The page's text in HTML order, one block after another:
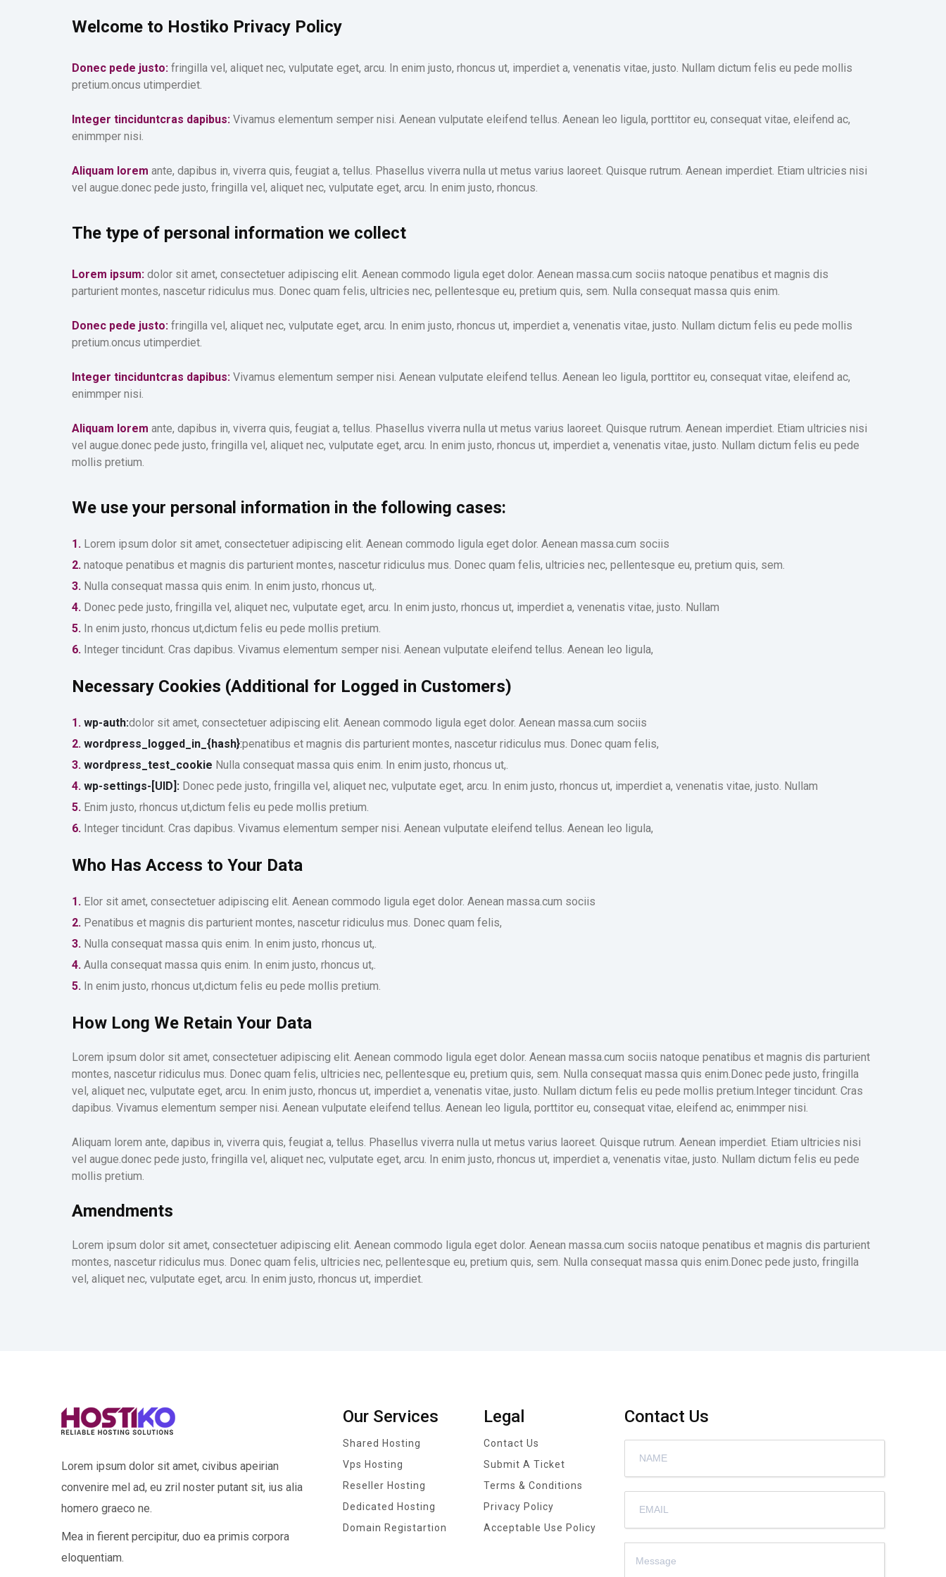
Welcome to Hostiko Privacy Policy
Donec pede justo: fringilla vel, aliquet nec, vulputate eget, arcu. In enim justo, rhoncus ut, imperdiet a, venenatis vitae, justo. Nullam dictum felis eu pede mollis
pretium.oncus utimperdiet.
Integer tinciduntcras dapibus: Vivamus elementum semper nisi. Aenean vulputate eleifend tellus. Aenean leo ligula, porttitor eu, consequat vitae, eleifend ac,
enimmper nisi.
Aliquam lorem ante, dapibus in, viverra quis, feugiat a, tellus. Phasellus viverra nulla ut metus varius laoreet. Quisque rutrum. Aenean imperdiet. Etiam ultricies nisi
vel augue.donec pede justo, fringilla vel, aliquet nec, vulputate eget, arcu. In enim justo, rhoncus.
The type of personal information we collect
Lorem ipsum: dolor sit amet, consectetuer adipiscing elit. Aenean commodo ligula eget dolor. Aenean massa.cum sociis natoque penatibus et magnis dis
parturient montes, nascetur ridiculus mus. Donec quam felis, ultricies nec, pellentesque eu, pretium quis, sem. Nulla consequat massa quis enim.
Donec pede justo: fringilla vel, aliquet nec, vulputate eget, arcu. In enim justo, rhoncus ut, imperdiet a, venenatis vitae, justo. Nullam dictum felis eu pede mollis
pretium.oncus utimperdiet.
Integer tinciduntcras dapibus: Vivamus elementum semper nisi. Aenean vulputate eleifend tellus. Aenean leo ligula, porttitor eu, consequat vitae, eleifend ac,
enimmper nisi.
Aliquam lorem ante, dapibus in, viverra quis, feugiat a, tellus. Phasellus viverra nulla ut metus varius laoreet. Quisque rutrum. Aenean imperdiet. Etiam ultricies nisi
vel augue.donec pede justo, fringilla vel, aliquet nec, vulputate eget, arcu. In enim justo, rhoncus ut, imperdiet a, venenatis vitae, justo. Nullam dictum felis eu pede
mollis pretium.
We use your personal information in the following cases:
1. Lorem ipsum dolor sit amet, consectetuer adipiscing elit. Aenean commodo ligula eget dolor. Aenean massa.cum sociis
2. natoque penatibus et magnis dis parturient montes, nascetur ridiculus mus. Donec quam felis, ultricies nec, pellentesque eu, pretium quis, sem.
3. Nulla consequat massa quis enim. In enim justo, rhoncus ut,.
4. Donec pede justo, fringilla vel, aliquet nec, vulputate eget, arcu. In enim justo, rhoncus ut, imperdiet a, venenatis vitae, justo. Nullam
5. In enim justo, rhoncus ut,dictum felis eu pede mollis pretium.
6. Integer tincidunt. Cras dapibus. Vivamus elementum semper nisi. Aenean vulputate eleifend tellus. Aenean leo ligula,
Necessary Cookies (Additional for Logged in Customers)
1. wp-auth:dolor sit amet, consectetuer adipiscing elit. Aenean commodo ligula eget dolor. Aenean massa.cum sociis
2. wordpress_logged_in_{hash}:penatibus et magnis dis parturient montes, nascetur ridiculus mus. Donec quam felis,
3. wordpress_test_cookie Nulla consequat massa quis enim. In enim justo, rhoncus ut,.
4. wp-settings-[UID]: Donec pede justo, fringilla vel, aliquet nec, vulputate eget, arcu. In enim justo, rhoncus ut, imperdiet a, venenatis vitae, justo. Nullam
5. Enim justo, rhoncus ut,dictum felis eu pede mollis pretium.
6. Integer tincidunt. Cras dapibus. Vivamus elementum semper nisi. Aenean vulputate eleifend tellus. Aenean leo ligula,
Who Has Access to Your Data
1. Elor sit amet, consectetuer adipiscing elit. Aenean commodo ligula eget dolor. Aenean massa.cum sociis
2. Penatibus et magnis dis parturient montes, nascetur ridiculus mus. Donec quam felis,
3. Nulla consequat massa quis enim. In enim justo, rhoncus ut,.
4. Aulla consequat massa quis enim. In enim justo, rhoncus ut,.
5. In enim justo, rhoncus ut,dictum felis eu pede mollis pretium.
How Long We Retain Your Data
Lorem ipsum dolor sit amet, consectetuer adipiscing elit. Aenean commodo ligula eget dolor. Aenean massa.cum sociis natoque penatibus et magnis dis parturient
montes, nascetur ridiculus mus. Donec quam felis, ultricies nec, pellentesque eu, pretium quis, sem. Nulla consequat massa quis enim.Donec pede justo, fringilla
vel, aliquet nec, vulputate eget, arcu. In enim justo, rhoncus ut, imperdiet a, venenatis vitae, justo. Nullam dictum felis eu pede mollis pretium.Integer tincidunt. Cras
dapibus. Vivamus elementum semper nisi. Aenean vulputate eleifend tellus. Aenean leo ligula, porttitor eu, consequat vitae, eleifend ac, enimmper nisi.
Aliquam lorem ante, dapibus in, viverra quis, feugiat a, tellus. Phasellus viverra nulla ut metus varius laoreet. Quisque rutrum. Aenean imperdiet. Etiam ultricies nisi
vel augue.donec pede justo, fringilla vel, aliquet nec, vulputate eget, arcu. In enim justo, rhoncus ut, imperdiet a, venenatis vitae, justo. Nullam dictum felis eu pede
mollis pretium.
Amendments
Lorem ipsum dolor sit amet, consectetuer adipiscing elit. Aenean commodo ligula eget dolor. Aenean massa.cum sociis natoque penatibus et magnis dis parturient
montes, nascetur ridiculus mus. Donec quam felis, ultricies nec, pellentesque eu, pretium quis, sem. Nulla consequat massa quis enim.Donec pede justo, fringilla
vel, aliquet nec, vulputate eget, arcu. In enim justo, rhoncus ut, imperdiet.
Lorem ipsum dolor sit amet, civibus apeirian
convenire mel ad, eu zril noster putant sit, ius alia
homero graeco ne.
Mea in fierent percipitur, duo ea primis corpora
eloquentiam.
Our Services
Shared Hosting
Vps Hosting
Reseller Hosting
Dedicated Hosting
Domain Registartion
Legal
Contact Us
Submit A Ticket
Terms & Conditions
Privacy Policy
Acceptable Use Policy
Contact Us